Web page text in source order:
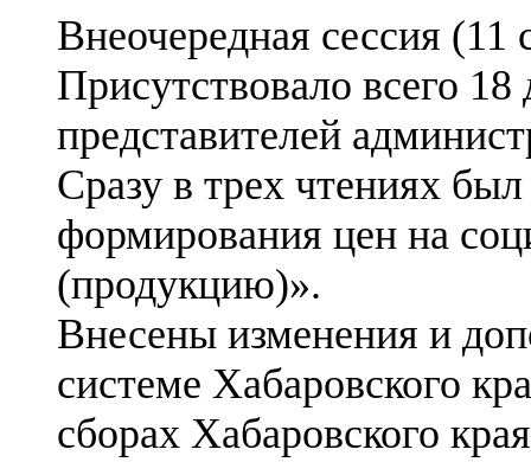
Внеочередная сессия (11
Присутствовало всего
представителей
Сразу в трех чтениях
формирования цен на
(продукцию)».
Внесены изменения и
системе Хабаровского
сборах Хабаровского